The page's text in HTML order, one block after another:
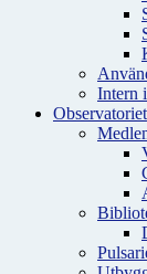
Intern
Observatoriet